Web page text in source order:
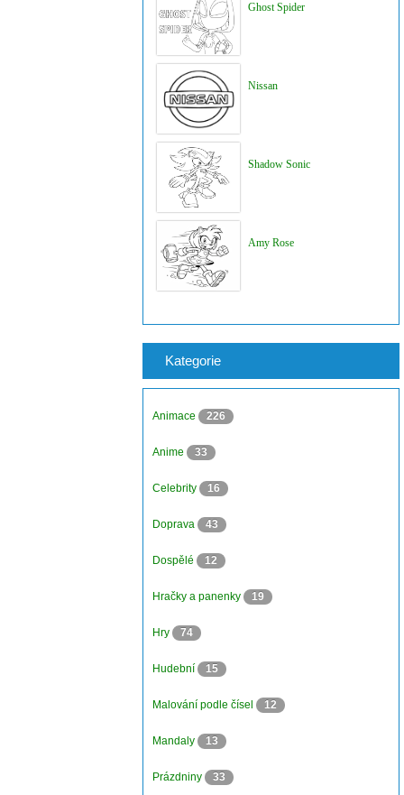
Ghost Spider
Nissan
Shadow Sonic
Amy Rose
Kategorie
Animace 226
Anime 33
Celebrity 16
Doprava 43
Dospělé 12
Hračky a panenky 19
Hry 74
Hudební 15
Malování podle čísel 12
Mandaly 13
Prázdniny 33